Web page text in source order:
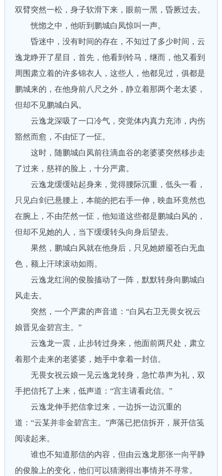
双臂突然一松，身子软滑下来，眼前一黑，昏厥过去。
恍惚之中，他听到鹏城白凤惊叫一声。
昏迷中，没有时间的存在，不知过了多少时间，云
逸龙睁开了星目，首先，他看到铃马，继而，他又看到
周围肃立着的许多锦衣人，这些人，他都见过，俱都是
鹏城来的，在他身前八尺之外，静立着那两个老太婆，
但却不见鹏城白风。
云逸龙深吸了一口冷气，突觉体内真力充沛，内伤
豁然而愈，不由怔了一怔。
这时，随鹏城白凤前往滴血谷的老婆婆突然移步走
了过来，慈祥的脸上，十分严肃。
云逸龙缓缓站起身来，觉得腰际沉重，低头一看，
只见白剑已悬腰上，本能的把右手一伸，映血环竟然也
在腕上，不由茫然一怔，他知道这些都是鹏城白风的，
但却不见她的人，当下缓缓转头向身后望去。
果然，鹏城白风就在他身后，只见她娇靥苍白无血
色，额上汗球滚动如雨。
云逸龙红润的俊脸搐动了一阵，默默转身向鹏城白
风走去。
突然，一个严肃的声音道：“白风右卫无畏女祝云
娘晋见金碧宫主。”
云逸龙一震，止步转过身来，他面前两尺处，肃立
着那个走来的老婆婆，她手中拿着一封信。
无畏女祝云娘一见云逸龙转身，急忙恭声为礼，双
手把信托了上来，低声道：“宫主请看此信。”
云逸龙伸手把信拿过来，一边拆一边沉重的
道：“云某并非金碧宫主。”声落已把信拆开，展开信笺
阅读起来。
谁也不知道那信的内容，但由云逸龙那张一向平静
的俊脸上的变化，他们可以猜测得出事情并不寻常。